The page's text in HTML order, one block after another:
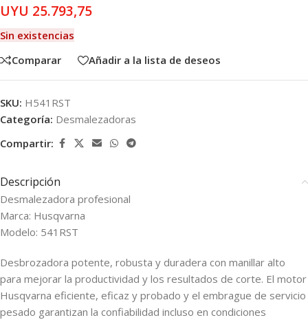
UYU 25.793,75
Sin existencias
Comparar
Añadir a la lista de deseos
SKU: H541RST
Categoría: Desmalezadoras
Compartir:
Descripción
Desmalezadora profesional
Marca: Husqvarna
Modelo: 541RST
Desbrozadora potente, robusta y duradera con manillar alto
para mejorar la productividad y los resultados de corte. El motor
Husqvarna eficiente, eficaz y probado y el embrague de servicio
pesado garantizan la confiabilidad incluso en condiciones